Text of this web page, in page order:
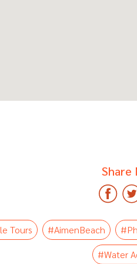
Share
Tours #AimenBeach
#Water